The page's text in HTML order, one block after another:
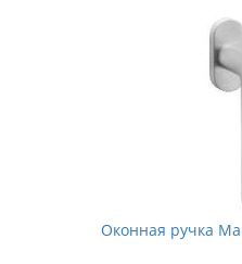
Оконная ручка